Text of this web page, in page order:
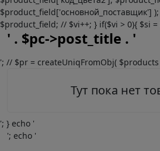
$product_field['основной_поставщик']
$product_field; // $vi++; } if($vi > 0){ $si =
' . $pc->post_title . '
'; // $pr = createUniqFromObj(
Тут пока нет
'; } echo '
'; echo '